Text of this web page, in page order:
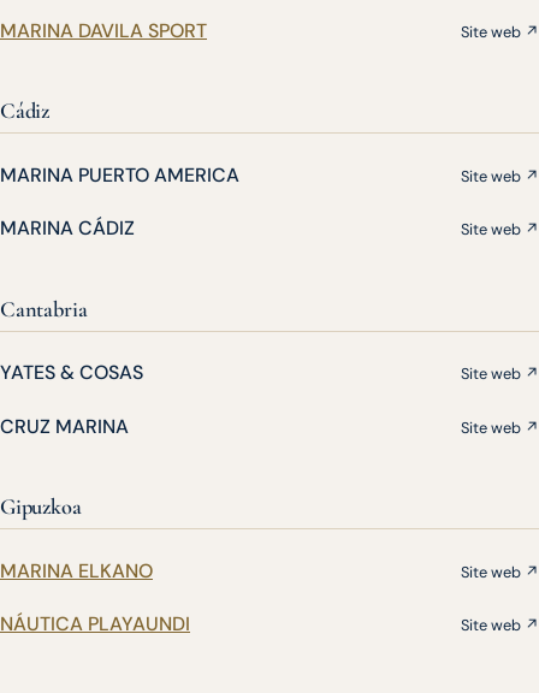
MARINA DAVILA SPORT Site web ↗
Cádiz
MARINA PUERTO AMERICA Site web ↗
MARINA CÁDIZ Site web ↗
Cantabria
YATES & COSAS Site web ↗
CRUZ MARINA Site web ↗
Gipuzkoa
MARINA ELKANO Site web ↗
NÁUTICA PLAYAUNDI Site web ↗